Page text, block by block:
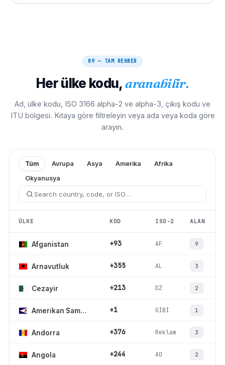
09 — TAM REHBER
Her ülke kodu,aranabilir.
Ad, ülke kodu, ISO 3166 alpha-2 ve alpha-3, çıkış kodu ve
ITU bölgesi. Kıtaya göre filtreleyin veya ada veya koda göre
arayın.
Tüm Avrupa Asya Amerika
Afrika
Okyanusya
ÜLKE KOD ISO-2 ALAN
Afganistan +93 AF 9
Arnavutluk +355 AL 3
Cezayir +213 DZ 2
Amerikan Samoası +1 GİBİ 1
Andorra +376 Reklam 3
Angola +244 AO 2